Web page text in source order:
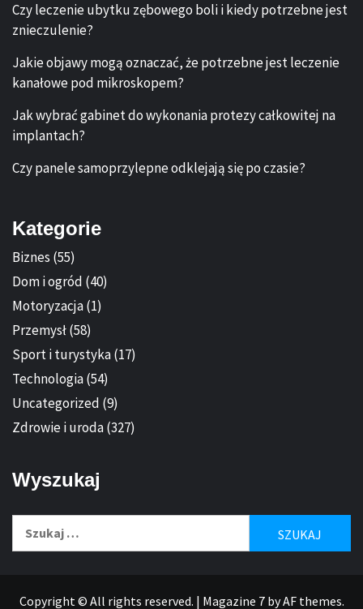
Czy leczenie ubytku zębowego boli i kiedy potrzebne jest
znieczulenie?
Jakie objawy mogą oznaczać, że potrzebne jest leczenie
kanałowe pod mikroskopem?
Jak wybrać gabinet do wykonania protezy całkowitej na
implantach?
Czy panele samoprzylepne odklejają się po czasie?
Kategorie
Biznes (55)
Dom i ogród (40)
Motoryzacja(1)
Przemysł(58)
Sport i turystyka(17)
Technologia(54)
Uncategorized (9)
Zdrowie i uroda(327)
Wyszukaj
Copyright © All rights reserved. | Magazine 7by AF themes.